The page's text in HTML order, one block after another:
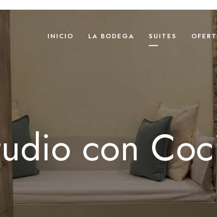
INICIO LA BODEGA SUITES
con